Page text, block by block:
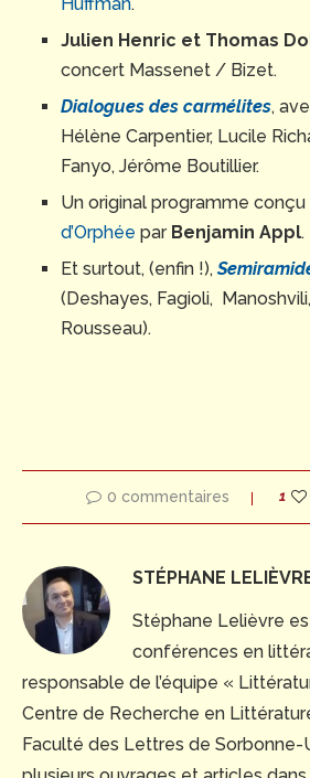
Huffman.
Julien Henric et Thomas
concert Massenet / Bizet.
Dialogues des carmélites,
Hélène Carpentier, Lucile
Fanyo, Jérôme Boutillier.
Un original programme conçu
d’Orphée par Benjamin Appl.
Et surtout, (enfin !),
(Deshayes, Fagioli,
Rousseau).
0 commentaires 1
STÉPHANE
Stéphane Lelièvre
conférences en
responsable de l’équipe «
Centre de Recherche en
Faculté des Lettres de Sorbonne-